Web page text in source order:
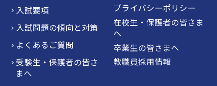
入試要項
入試問題の傾向と対策
よくあるご質問
受験生・保護者の皆さ
まへ
プライバシーポリシー
在校生・保護者の皆さま
へ
卒業生の皆さまへ
教職員採用情報